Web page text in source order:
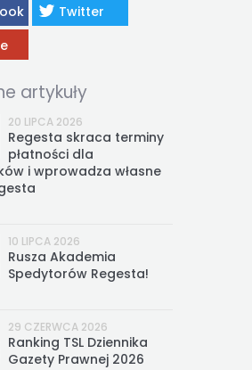
Twitter
artykuły
20 LIPCA 2026
Regesta skraca terminy
płatności dla
i wprowadza własne
10 LIPCA 2026
Rusza Akademia
Spedytorów Regesta!
29 CZERWCA 2026
Ranking TSL Dziennika
Gazety Prawnej 2026